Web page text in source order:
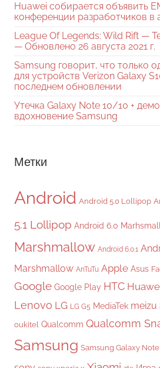
Huawei собирается объявить
конференции разработчиков в
League Of Legends: Wild Rift —
— Обновлено 26 августа 2021 г.
Samsung говорит, что только
для устройств Verizon Galaxy
последнем обновлении
Утечка Galaxy Note 10/10 +
вдохновение Samsung
Метки
Android Android 5.0 Lollipop
5.1 Lollipop Android 6.0
Marshmallow Android 6.0.1
Marshmallow AnTuTu Apple Asus
Google Google Play HTC
Lenovo LG LG G5 MediaTek meizu
oukitel Qualcomm Qualcomm
Samsung Samsung Galaxy